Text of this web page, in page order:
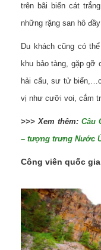
trên bãi biển cát
những rặng san hô đầy
Du khách cũng có
khu bảo tàng, gặp gỡ
hải cẩu, sư tử
vị như cưỡi voi, cắm
>>> Xem thêm: Câu
– tượng trưng Nước
Công viên quốc